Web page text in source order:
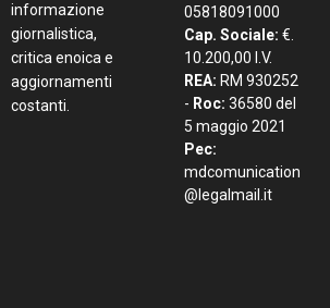
informazione
giornalistica,
critica enoica e
aggiornamenti
costanti.
05818091000
Cap. Sociale: €.
10.200,00 I.V.
REA: RM 930252
- Roc: 36580 del
5 maggio 2021
Pec:
mdcomunication
@legalmail.it